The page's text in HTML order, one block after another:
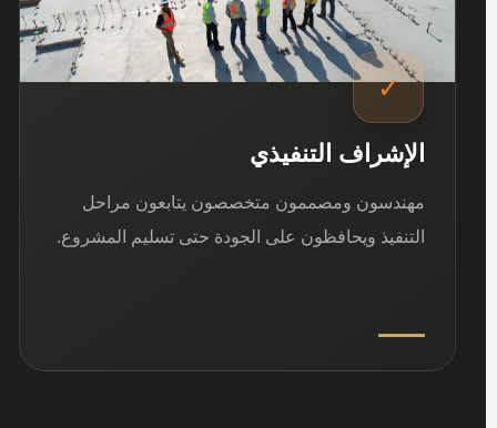
✓
الإشراف التنفيذي
مهندسون ومصممون متخصصون يتابعون مراحل
التنفيذ ويحافظون على الجودة حتى تسليم المشروع.